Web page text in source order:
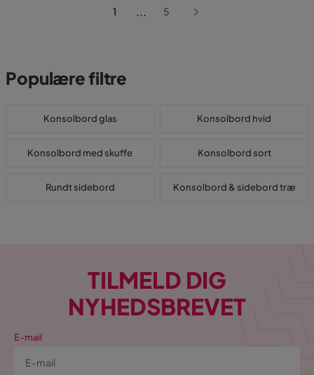
1 ... 5
Populære filtre
Konsolbord glas Konsolbord hvid
Konsolbord med skuffe Konsolbord sort
Rundt sidebord Konsolbord & sidebord træ
TILMELD DIG
NYHEDSBREVET
E-mail